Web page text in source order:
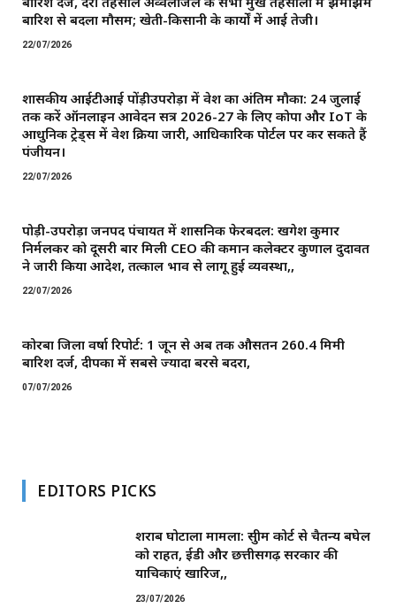
बारिश से बदला मौसम; खेती-किसानी के कार्यों में आई तेजी।
22/07/2026
शासकीय आईटीआई पोंड़ीउपरोड़ा में प्रवेश का अंतिम मौका: 24 जुलाई
तक करें ऑनलाइन आवेदन सत्र 2026-27 के लिए कोपा और IoT के
आधुनिक ट्रेड्स में प्रवेश प्रक्रिया जारी, आधिकारिक पोर्टल पर कर सकते हैं
पंजीयन।
22/07/2026
पोड़ी-उपरोड़ा जनपद पंचायत में प्रशासनिक फेरबदल: खगेश कुमार
निर्मलकर को दूसरी बार मिली CEO की कमान ​कलेक्टर कुणाल दुदावत
ने जारी किया आदेश, तत्काल प्रभाव से लागू हुई व्यवस्था,,
22/07/2026
कोरबा जिला वर्षा रिपोर्ट: 1 जून से अब तक औसतन 260.4 मिमी
बारिश दर्ज, दीपका में सबसे ज्यादा बरसे बदरा,
07/07/2026
EDITORS PICKS
शराब घोटाला मामला: सुप्रीम कोर्ट से चैतन्य बघेल
को राहत, ईडी और छत्तीसगढ़ सरकार की
याचिकाएं खारिज,,
23/07/2026